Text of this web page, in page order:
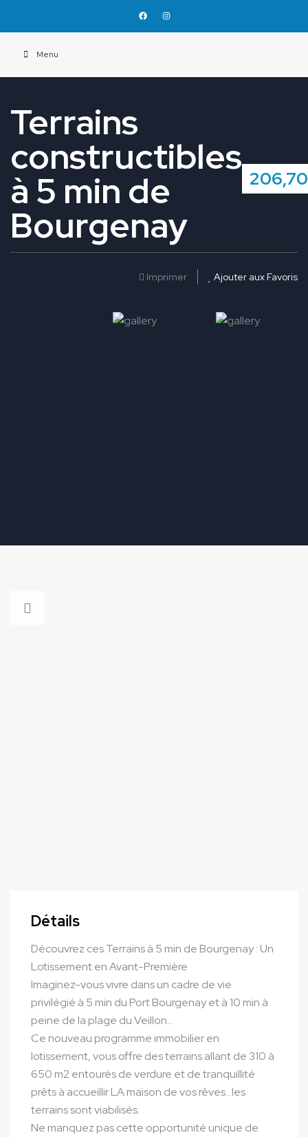
Menu
Terrains
constructibles
à 5 min de
Bourgenay
Imprimer Ajouter aux Favoris
Détails
Découvrez ces Terrains à 5 min de Bourgenay : Un
Lotissement en Avant-Première
Imaginez-vous vivre dans un cadre de vie
privilégié à 5 min du Port Bourgenay et à 10 min à
peine de la plage du Veillon…
Ce nouveau programme immobilier en
lotissement, vous offre des terrains allant de 310 à
650 m2 entourés de verdure et de tranquillité
prêts à accueillir LA maison de vos rêves…les
terrains sont viabilisés.
Ne manquez pas cette opportunité unique de